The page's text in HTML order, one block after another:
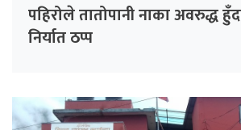
पहिरोले तातोपानी नाका अवरुद्ध
निर्यात ठप्प